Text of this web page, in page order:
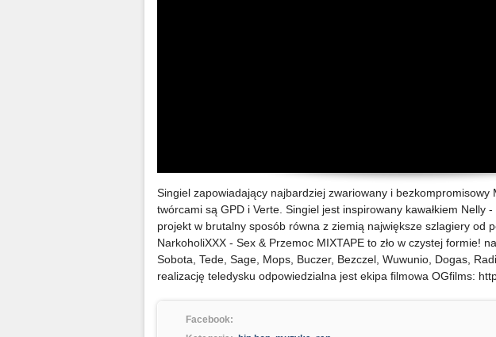
Singiel zapowiadający najbardziej zwariowany i bezkompromisowy
twórcami są GPD i Verte. Singiel jest inspirowany kawałkiem Nelly
projekt w brutalny sposób równa z ziemią największe szlagiery od
NarkoholiXXX - Sex & Przemoc MIXTAPE to zło w czystej formie!
Sobota, Tede, Sage, Mops, Buczer, Bezczel, Wuwunio, Dogas,
realizację teledysku odpowiedzialna jest ekipa filmowa OGfilms:
Facebook: